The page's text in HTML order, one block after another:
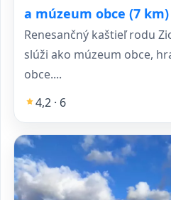
a múzeum obce (7 km)
Renesančný kaštieľ rodu
slúži ako múzeum obce,
obce....
4,2 · 6